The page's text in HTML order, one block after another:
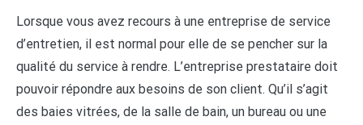
Lorsque vous avez recours à une entreprise de service
d’entretien, il est normal pour elle de se pencher sur la
qualité du service à rendre. L’entreprise prestataire doit
pouvoir répondre aux besoins de son client. Qu’il s’agit
des baies vitrées, de la salle de bain, un bureau ou une